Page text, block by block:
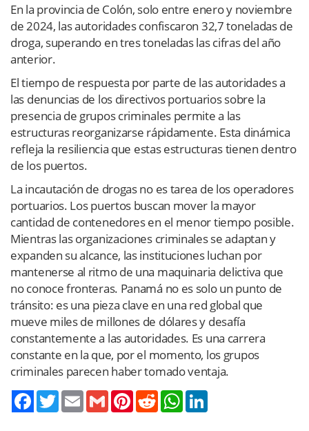
En la provincia de Colón, solo entre enero y noviembre
de 2024, las autoridades confiscaron 32,7 toneladas de
droga, superando en tres toneladas las cifras del año
anterior.
El tiempo de respuesta por parte de las autoridades a
las denuncias de los directivos portuarios sobre la
presencia de grupos criminales permite a las
estructuras reorganizarse rápidamente. Esta dinámica
refleja la resiliencia que estas estructuras tienen dentro
de los puertos.
La incautación de drogas no es tarea de los operadores
portuarios. Los puertos buscan mover la mayor
cantidad de contenedores en el menor tiempo posible.
Mientras las organizaciones criminales se adaptan y
expanden su alcance, las instituciones luchan por
mantenerse al ritmo de una maquinaria delictiva que
no conoce fronteras. Panamá no es solo un punto de
tránsito: es una pieza clave en una red global que
mueve miles de millones de dólares y desafía
constantemente a las autoridades. Es una carrera
constante en la que, por el momento, los grupos
criminales parecen haber tomado ventaja.
TwitterEmail Gmail PinterestReddit WhatsApp